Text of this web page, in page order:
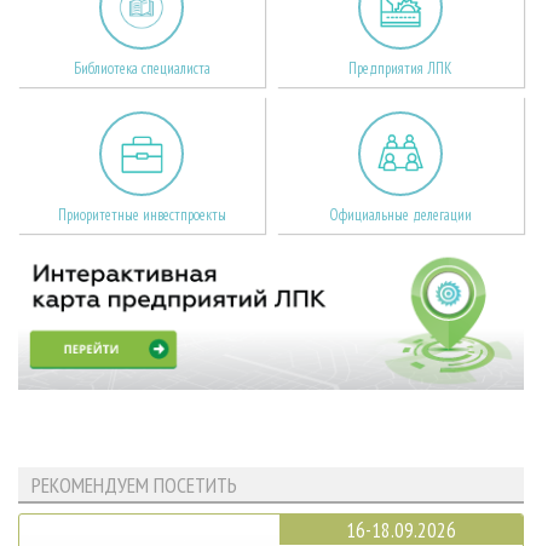
Библиотека специалиста Предприятия ЛПК
Приоритетные инвестпроекты Официальные делегации
РЕКОМЕНДУЕМ ПОСЕТИТЬ
16-18.09.2026